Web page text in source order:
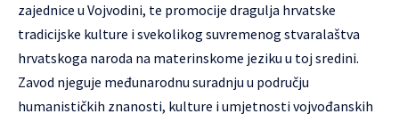
zajednice u Vojvodini, te promocije dragulja hrvatske
tradicijske kulture i svekolikog suvremenog stvaralaštva
hrvatskoga naroda na materinskome jeziku u toj sredini.
Zavod njeguje međunarodnu suradnju u području
humanističkih znanosti, kulture i umjetnosti vojvođanskih